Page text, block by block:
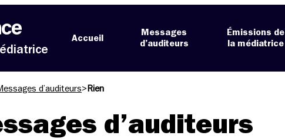
Accueil
Messages
d’auditeurs
Émissions de
la médiatrice
d’auditeurs> Rien
d’auditeurs